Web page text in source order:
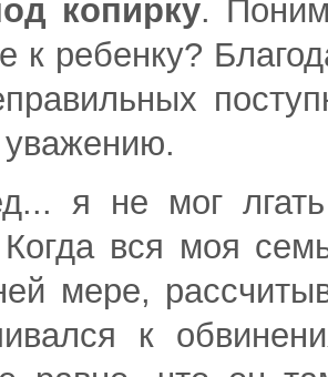
копирку.
к ребенку?
я не мог
вся моя
мере,
к